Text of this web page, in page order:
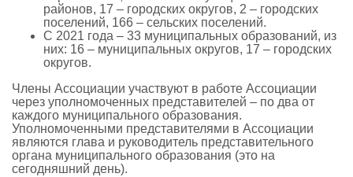
районов, 17 – городских округов, 2 – городских
поселений, 166 – сельских поселений.
С 2021 года – 33 муниципальных образований, из
них: 16 – муниципальных округов, 17 – городских
округов.
Члены Ассоциации участвуют в работе Ассоциации
через уполномоченных представителей – по два от
каждого муниципального образования.
Уполномоченными представителями в Ассоциации
являются глава и руководитель представительного
органа муниципального образования (это на
сегодняшний день).